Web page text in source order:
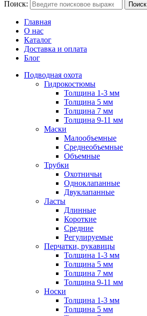
Поиск:
Поиск
Главная
О нас
Каталог
Доставка и оплата
Блог
Подводная охота
Гидрокостюмы
Толщина 1-3 мм
Толщина 5 мм
Толщина 7 мм
Толщина 9-11 мм
Маски
Малообъемные
Среднеобъемные
Объемные
Трубки
Охотничьи
Одноклапанные
Двуклапанные
Ласты
Длинные
Короткие
Средние
Регулируемые
Перчатки, рукавицы
Толщина 1-3 мм
Толщина 5 мм
Толщина 7 мм
Толщина 9-11 мм
Носки
Толщина 1-3 мм
Толщина 5 мм